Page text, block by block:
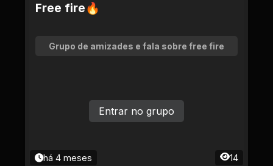
Free fire🔥
Grupo de amizades e fala sobre free fire
há 4 meses 14
Entrar no grupo